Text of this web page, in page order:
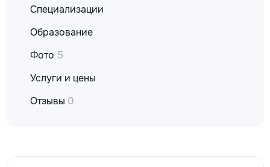
Специализации
Образование
Фото 5
Услуги и цены
Отзывы 0